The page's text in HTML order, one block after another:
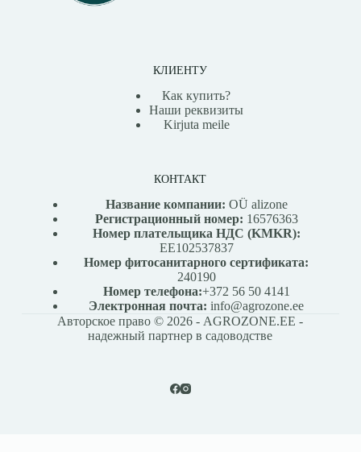
КЛИЕНТУ
Как купить?
Наши реквизиты
Kirjuta meile
КОНТАКТ
Название компании: OÜ alizone
Регистрационный номер: 16576363
Номер плательщика НДС (KMKR):
EE102537837
Номер фитосанитарного сертификата:
240190
Номер телефона:+372 56 50 4141
Электронная почта: info@agrozone.ee
Авторское право © 2026 - AGROZONE.EE -
надежный партнер в садоводстве